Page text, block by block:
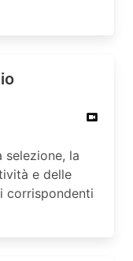
selezione, la
e delle
corrispondenti